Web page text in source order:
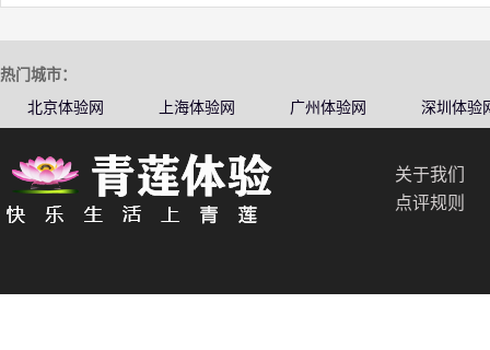
热门城市：
北京体验网
上海体验网 广州体验网 深圳体验
关于我们
点评规则